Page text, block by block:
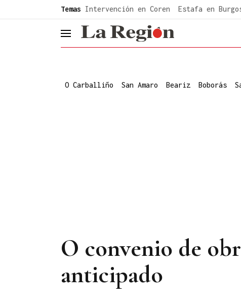
Temas Intervención en Coren Estafa en
header.menu.open
O Carballiño San Amaro Beariz Boborás
O convenio de
anticipado